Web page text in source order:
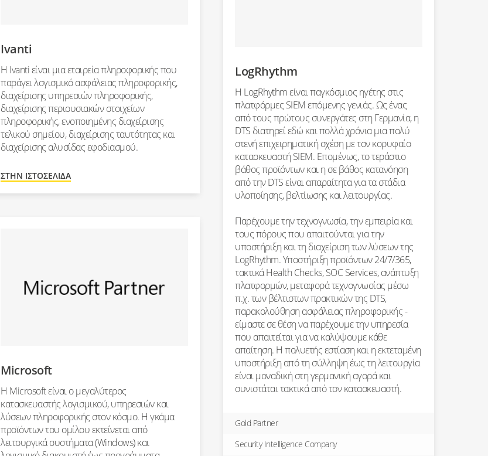
Ivanti
Η Ivanti είναι μια εταιρεία πληροφορικής που
παράγει λογισμικό ασφάλειας πληροφορικής,
διαχείρισης υπηρεσιών πληροφορικής,
διαχείρισης περιουσιακών στοιχείων
πληροφορικής, ενοποιημένης διαχείρισης
τελικού σημείου, διαχείρισης ταυτότητας και
διαχείρισης αλυσίδας εφοδιασμού.
ΣΤΗΝ ΙΣΤΟΣΕΛΊΔΑ
LogRhythm
Η LogRhythm είναι παγκόσμιος ηγέτης στις
πλατφόρμες SIEM επόμενης γενιάς. Ως ένας
από τους πρώτους συνεργάτες στη Γερμανία, η
DTS διατηρεί εδώ και πολλά χρόνια μια πολύ
στενή επιχειρηματική σχέση με τον κορυφαίο
κατασκευαστή SIEM. Επομένως, το τεράστιο
βάθος προϊόντων και η σε βάθος κατανόηση
από την DTS είναι απαραίτητα για τα στάδια
υλοποίησης, βελτίωσης και λειτουργίας.
Παρέχουμε την τεχνογνωσία, την εμπειρία και
τους πόρους που απαιτούνται για την
υποστήριξη και τη διαχείριση των λύσεων της
LogRhythm. Υποστήριξη προϊόντων 24/7/365,
τακτικά Health Checks, SOC Services, ανάπτυξη
πλατφορμών, μεταφορά τεχνογνωσίας μέσω
π.χ. των βέλτιστων πρακτικών της DTS,
παρακολούθηση ασφάλειας πληροφορικής -
είμαστε σε θέση να παρέχουμε την υπηρεσία
που απαιτείται για να καλύψουμε κάθε
απαίτηση. Η πολυετής εστίαση και η εκτεταμένη
υποστήριξη από τη σύλληψη έως τη λειτουργία
είναι μοναδική στη γερμανική αγορά και
συνιστάται τακτικά από τον κατασκευαστή.
Gold Partner
Security Intelligence Company
Microsoft
Η Microsoft είναι ο μεγαλύτερος
κατασκευαστής λογισμικού, υπηρεσιών και
λύσεων πληροφορικής στον κόσμο. Η γκάμα
προϊόντων του ομίλου εκτείνεται από
λειτουργικά συστήματα (Windows) και